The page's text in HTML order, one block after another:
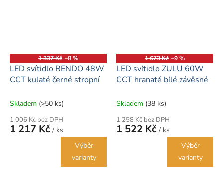
1 337 Kč –8 %
LED svítidlo RENDO 48W
CCT kulaté černé stropní
Skladem (>50 ks)
1 006 Kč bez DPH
1 217 Kč / ks
Výběr
varianty
1 673 Kč –9 %
LED svítidlo ZULU 60W
CCT hranaté bílé závěsné
Skladem (38 ks)
1 258 Kč bez DPH
1 522 Kč / ks
Výběr
varianty